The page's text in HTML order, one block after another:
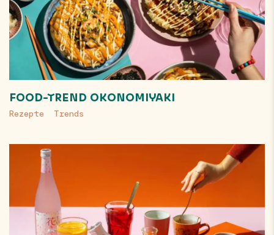
FOOD-TREND OKONOMIYAKI
Rezepte Trends